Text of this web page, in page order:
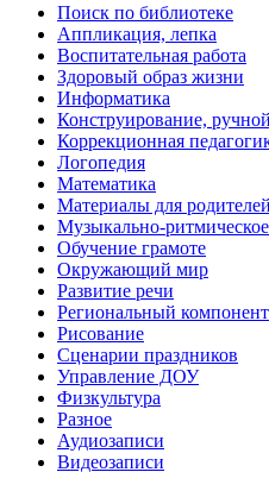
Поиск по библиотеке
Аппликация, лепка
Воспитательная работа
Здоровый образ жизни
Информатика
Конструирование,
Коррекционная
Логопедия
Математика
Материалы для родителей
Музыкально-ритмическое
Обучение грамоте
Окружающий мир
Развитие речи
Региональный компонент
Рисование
Сценарии праздников
Управление ДОУ
Физкультура
Разное
Аудиозаписи
Видеозаписи